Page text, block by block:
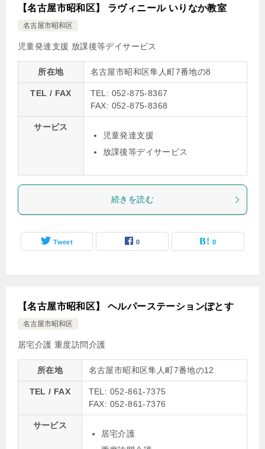
【名古屋市昭和区】 ラヴィニール いりなか教室
名古屋市昭和区
児童発達支援 放課後等デイサービス
所在地 名古屋市昭和区隼人町7番地の8
TEL / FAX
TEL: 052-875-8367
FAX: 052-875-8368
サービス
児童発達支援
放課後等デイサービス
続きを読む
Tweet 0 0
【名古屋市昭和区】 ヘルパーステーションぽとす
名古屋市昭和区
居宅介護 重度訪問介護
所在地 名古屋市昭和区隼人町7番地の12
TEL / FAX
TEL: 052-861-7375
FAX: 052-861-7376
サービス
居宅介護